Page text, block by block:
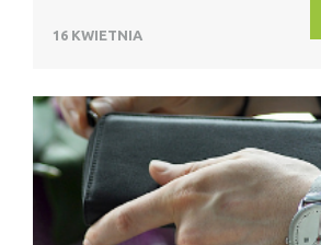
16 KWIETNIA